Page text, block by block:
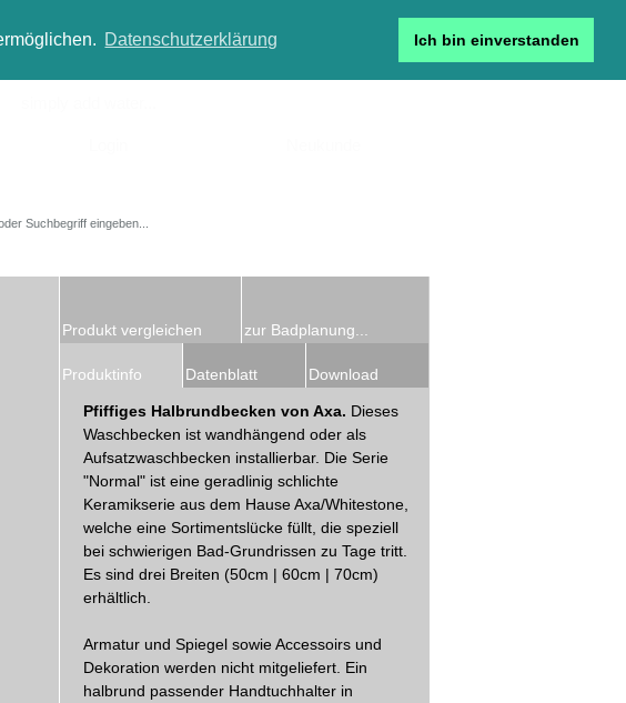
Datenschutzerklärung Ich bin einverstanden
Produkt vergleichen zur Badplanung...
Produktinfo Datenblatt Download
Pfiffiges Halbrundbecken von Axa. Dieses
Waschbecken ist wandhängend oder als
Aufsatzwaschbecken installierbar. Die Serie
"Normal" ist eine geradlinig schlichte
Keramikserie aus dem Hause Axa/Whitestone,
welche eine Sortimentslücke füllt, die speziell
bei schwierigen Bad-Grundrissen zu Tage tritt.
Es sind drei Breiten (50cm | 60cm | 70cm)
erhältlich.
Armatur und Spiegel sowie Accessoirs und
Dekoration werden nicht mitgeliefert. Ein
halbrund passender Handtuchhalter in